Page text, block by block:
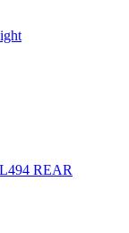
REAR